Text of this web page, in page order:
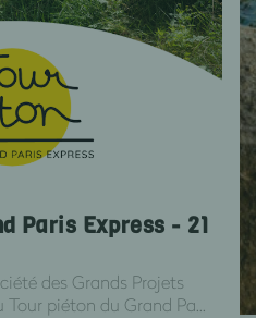
Paris Express - 21
des Grands Projets
piéton du Grand Pa...